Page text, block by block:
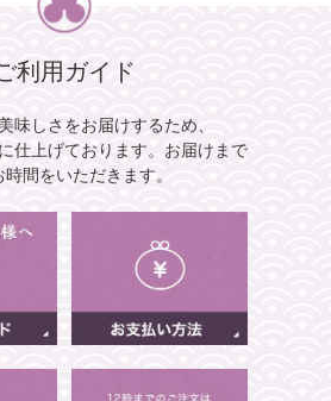
利用ガイド
味しさをお届けするため、
仕上げております。 お届けまで
時間をいただきます。